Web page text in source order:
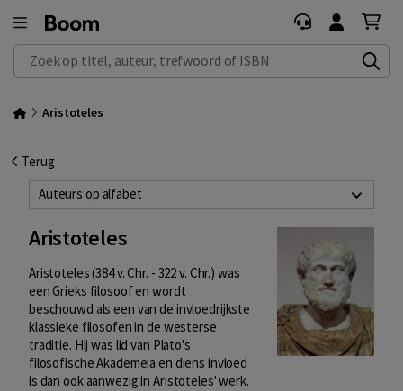
Zoek op titel, auteur, trefwoord of ISBN
Aristoteles
Terug
Auteurs op alfabet
Aristoteles
Aristoteles (384 v. Chr. - 322 v. Chr.) was
een Grieks filosoof en wordt
beschouwd als een van de invloedrijkste
klassieke filosofen in de westerse
traditie. Hij was lid van Plato's
filosofische Akademeia en diens invloed
is dan ook aanwezig in Aristoteles' werk.